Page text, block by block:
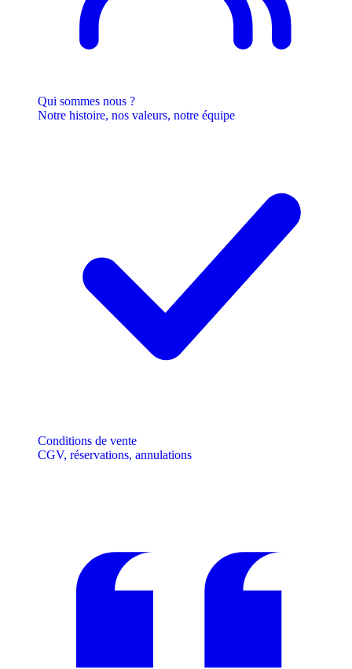
Qui sommes nous ?
Notre histoire, nos valeurs, notre équipe
Conditions de vente
CGV, réservations, annulations